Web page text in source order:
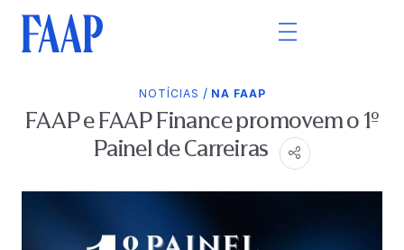
NOTÍCIAS / NA FAAP
FAAP e FAAP Finance promovem o 1º
Painel de Carreiras